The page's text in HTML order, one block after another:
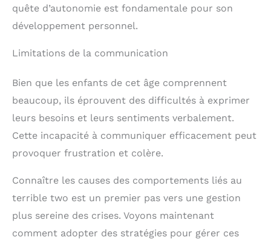
quête d’autonomie est fondamentale pour son
développement personnel.
Limitations de la communication
Bien que les enfants de cet âge comprennent
beaucoup, ils éprouvent des difficultés à exprimer
leurs besoins et leurs sentiments verbalement.
Cette incapacité à communiquer efficacement peut
provoquer frustration et colère.
Connaître les causes des comportements liés au
terrible two est un premier pas vers une gestion
plus sereine des crises. Voyons maintenant
comment adopter des stratégies pour gérer ces